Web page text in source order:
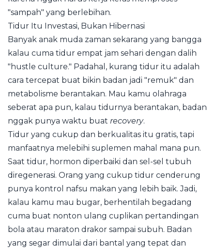
"sampah" yang berlebihan.
Tidur Itu Investasi, Bukan Hibernasi
Banyak anak muda zaman sekarang yang bangga
kalau cuma tidur empat jam sehari dengan dalih
"hustle culture." Padahal, kurang tidur itu adalah
cara tercepat buat bikin badan jadi "remuk" dan
metabolisme berantakan. Mau kamu olahraga
seberat apa pun, kalau tidurnya berantakan, badan
nggak punya waktu buat recovery.
Tidur yang cukup dan berkualitas itu gratis, tapi
manfaatnya melebihi suplemen mahal mana pun.
Saat tidur, hormon diperbaiki dan sel-sel tubuh
diregenerasi. Orang yang cukup tidur cenderung
punya kontrol nafsu makan yang lebih baik. Jadi,
kalau kamu mau bugar, berhentilah begadang
cuma buat nonton ulang cuplikan pertandingan
bola atau maraton drakor sampai subuh. Badan
yang segar dimulai dari bantal yang tepat dan